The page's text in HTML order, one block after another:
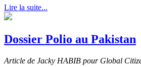
Lire la suite...
Dossier Polio au Pakistan
Article de Jacky HABIB pour Global